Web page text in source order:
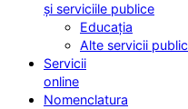
și serviciile publice
Educația
Alte servicii
Servicii
online
Nomenclatura